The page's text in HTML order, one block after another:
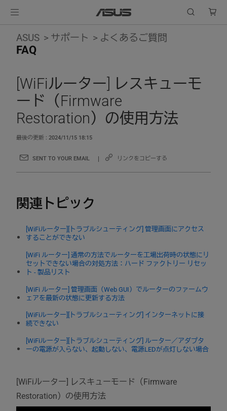
ASUS サポート よくあるご質問
FAQ
[WiFiルーター] レスキューモ
ード（Firmware
Restoration）の使用方法
最後の更新 : 2024/11/15 18:15
SENT TO YOUR EMAIL リンクをコピーする
関連トピック
[WiFiルーター][トラブルシューティング] 管理画面にアクセス
することができない
[WiFi ルーター] 通常の方法でルーターを工場出荷時の状態にリ
セットできない場合の対処方法：ハード ファクトリー リセッ
ト - 製品リスト
[WiFi ルーター] 管理画面（Web GUI）でルーターのファームウ
ェアを最新の状態に更新する方法
[WiFiルーター][トラブルシューティング] インターネットに接
続できない
[WiFiルーター][トラブルシューティング] ルーター／アダプタ
ーの電源が入らない、起動しない、電源LEDが点灯しない場合
[WiFiルーター] レスキューモード（Firmware
Restoration）の使用方法